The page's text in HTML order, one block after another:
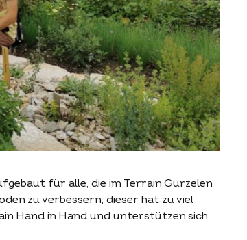
für alle, die im Terrain Gurzelen
zu verbessern, dieser hat zu viel
Hand in Hand und unterstützen sich